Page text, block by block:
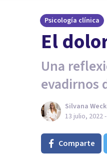
Psicología clínica
El
Una
evadirnos
Silvana
13 julio, 2022
Comparte